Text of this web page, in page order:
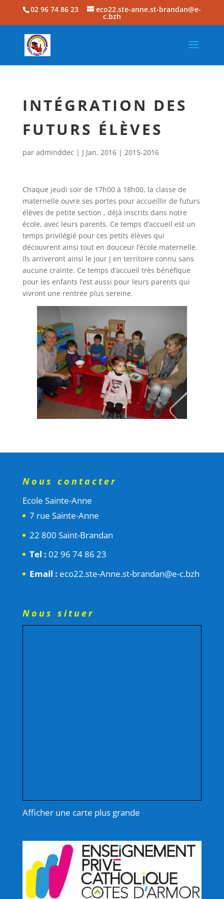
02 96 74 86 23 eco22.ste-anne.st-brandan@e-
c.bzh
INTÉGRATION DES
FUTURS ÉLÈVES
par adminddec | J Jan, 2016| 2015-2016
Chaque jeudi soir de 17h00 à 18h00, la classe de
maternelle ouvre ses portes pour accueillir de futurs
élèves de petite section , déjà inscrits dans notre
école, avec leurs parents. Ce temps d’accueil est un
temps privilégié pour ces petits élèves qui
découvrent ainsi tout en douceur l’école maternelle.
Ils arriveront ainsi le jour J en territoire connu sans
aucune crainte. Ce temps d’accueil très bénéfique
pour les enfants l’est aussi pour leurs parents qui
vivront une rentrée plus sereine.
Nous contacter
Ecole Sainte-Anne
7 rue Sainte-Anne
22 800 Saint-Brandan
Tel : 02 96 74 86 23
Email : eco22.ste-Anne.st-brandan@e-c.bzh
Nous situer
Afficher une carte plus grande